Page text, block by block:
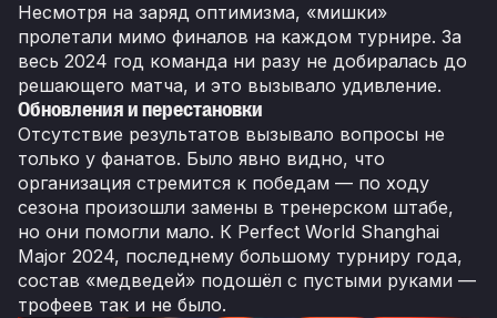
Несмотря на заряд оптимизма, «мишки»
пролетали мимо финалов на каждом турнире. За
весь 2024 год команда ни разу не добиралась до
решающего матча, и это вызывало удивление.
Обновления и перестановки
Отсутствие результатов вызывало вопросы не
только у фанатов. Было явно видно, что
организация стремится к победам — по ходу
сезона произошли замены в тренерском штабе,
но они помогли мало. К Perfect World Shanghai
Major 2024, последнему большому турниру года,
состав «медведей» подошёл с пустыми руками —
трофеев так и не было.